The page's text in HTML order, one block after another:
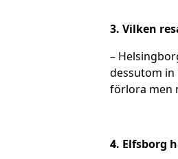
3. Vilken
–
dessutom in
förlora men
4. Elfsborg